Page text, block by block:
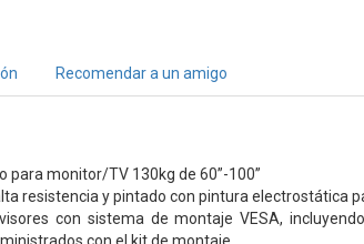
Recomendar a un amigo
para monitor/TV 130kg de 60”-100”
resistencia y pintado con pintura electrostática
con sistema de montaje VESA,